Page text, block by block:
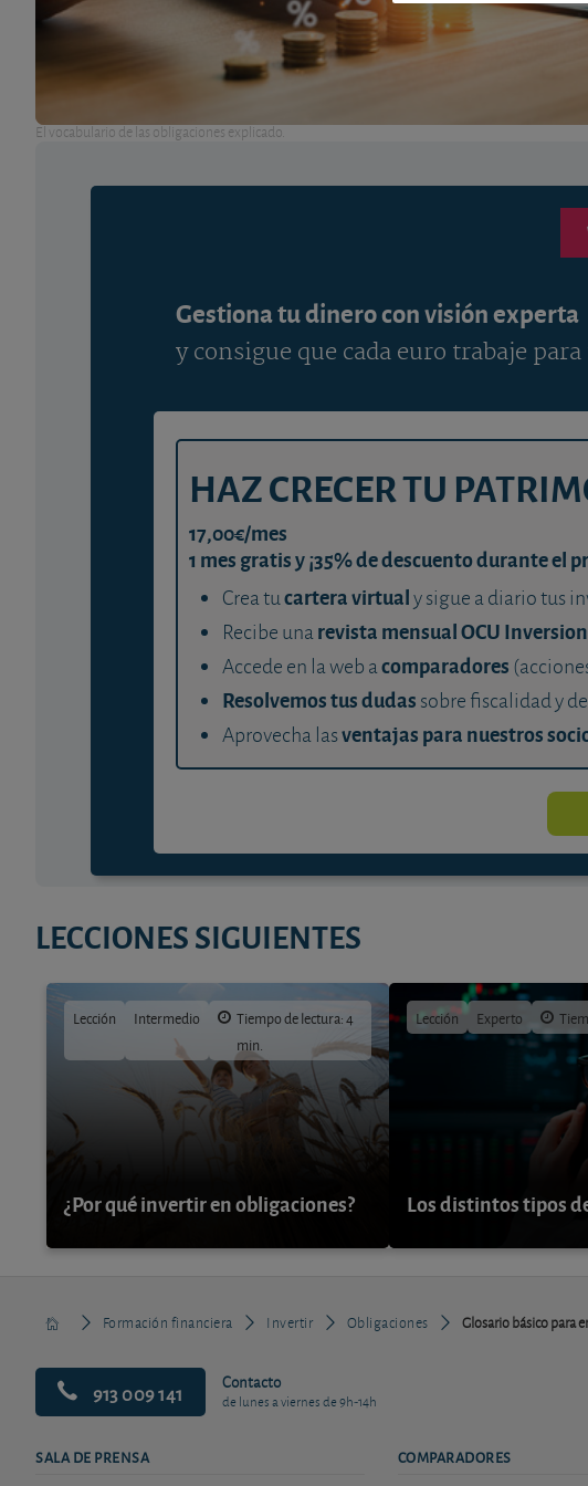
El vocabulario de las obligaciones explicado.
Gestiona tu dinero con visión experta
y consigue que cada euro trabaje
HAZ CRECER TU
17,00€/mes
1 mes gratis y ¡35% de descuento durante el
Crea tucartera virtualy sigue a diario tus
Recibe unarevista mensual OCU
Accede en la web acomparadores
Resolvemos tus dudas sobre fiscalidad y
Aprovecha lasventajas para nuestros
LECCIONES SIGUIENTES
Lección Intermedio
Tiempo de lectura: 4
min.
¿Por qué invertir en obligaciones?
Lección Experto
Los distintos tipos
Formación financiera Invertir Obligaciones Glosario básico para
913 009 141 Contacto
de lunes a viernes de 9h-14h
SALA DE PRENSA COMPARADORES